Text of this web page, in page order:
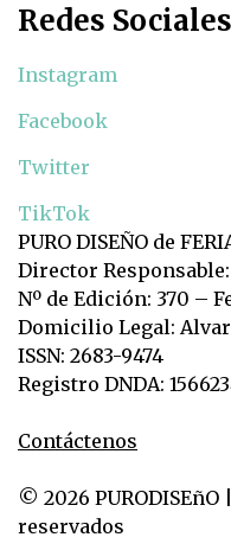
Redes Sociales
Instagram
Facebook
Twitter
TikTok
PURO DISEÑO de
Director
Nº de Edición: 370 –
Domicilio Legal:
ISSN: 2683-9474
Registro DNDA:
Contáctenos
© 2026
reservados